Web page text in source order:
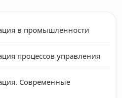
в промышленности
процессов управления
Современные